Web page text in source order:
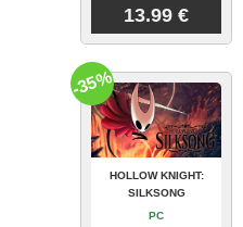
13.99 €
HOLLOW KNIGHT:
SILKSONG
PC
-35%